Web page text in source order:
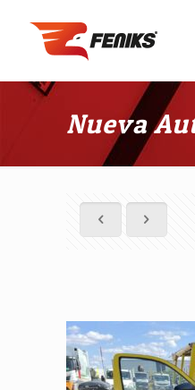
Nueva